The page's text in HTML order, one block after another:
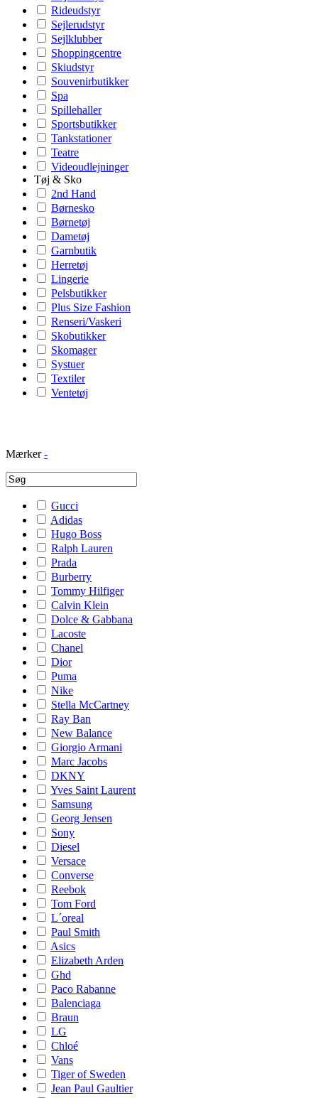
Rideudstyr
Sejlerudstyr
Sejlklubber
Shoppingcentre
Skiudstyr
Souvenirbutikker
Spa
Spillehaller
Sportsbutikker
Tankstationer
Teatre
Videoudlejninger
Tøj & Sko
2nd Hand
Børnesko
Børnetøj
Dametøj
Garnbutik
Herretøj
Lingerie
Pelsbutikker
Plus Size Fashion
Renseri/Vaskeri
Skobutikker
Skomager
Systuer
Textiler
Ventetøj
Mærker -
Gucci
Adidas
Hugo Boss
Ralph Lauren
Prada
Burberry
Tommy Hilfiger
Calvin Klein
Dolce & Gabbana
Lacoste
Chanel
Dior
Puma
Nike
Stella McCartney
Ray Ban
New Balance
Giorgio Armani
Marc Jacobs
DKNY
Yves Saint Laurent
Samsung
Georg Jensen
Sony
Diesel
Versace
Converse
Reebok
Tom Ford
L´oreal
Paul Smith
Asics
Elizabeth Arden
Ghd
Paco Rabanne
Balenciaga
Braun
LG
Chloé
Vans
Tiger of Sweden
Jean Paul Gaultier